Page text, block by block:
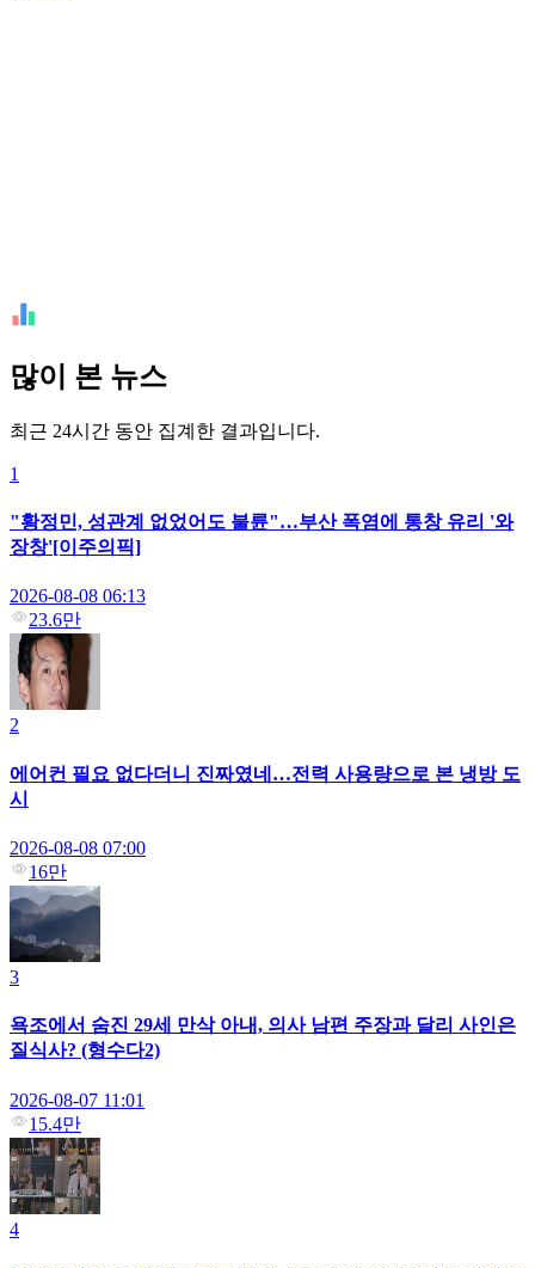
많이 본 뉴스
최근 24시간 동안 집계한 결과입니다.
1
"황정민, 성관계 없었어도 불륜"…부산 폭염에 통창 유리 '와
장창'[이주의픽]
2026-08-08 06:13
23.6만
2
에어컨 필요 없다더니 진짜였네…전력 사용량으로 본 냉방 도
시
2026-08-08 07:00
16만
3
욕조에서 숨진 29세 만삭 아내, 의사 남편 주장과 달리 사인은
질식사? (형수다2)
2026-08-07 11:01
15.4만
4